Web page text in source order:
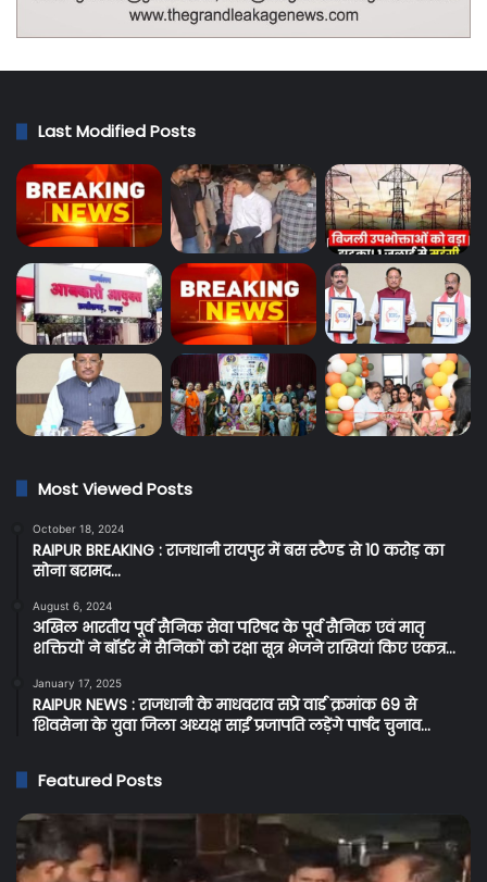
Last Modified Posts
Most Viewed Posts
October 18, 2024
RAIPUR BREAKING : राजधानी रायपुर में बस स्टैण्ड से 10 करोड़ का
सोना बरामद…
August 6, 2024
अखिल भारतीय पूर्व सैनिक सेवा परिषद के पूर्व सैनिक एवं मातृ
शक्तियों ने बॉर्डर में सैनिकों को रक्षा सूत्र भेजने राखियां किए एकत्र…
January 17, 2025
RAIPUR NEWS : राजधानी के माधवराव सप्रे वार्ड क्रमांक 69 से
शिवसेना के युवा जिला अध्यक्ष साईं प्रजापति लड़ेंगे पार्षद चुनाव…
Featured Posts
Raipur
Breaking:
रायपुर